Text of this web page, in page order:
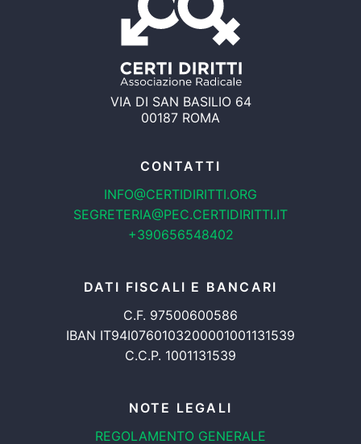
VIA DI SAN BASILIO 64
00187 ROMA
CONTATTI
INFO@CERTIDIRITTI.ORG
SEGRETERIA@PEC.CERTIDIRITTI.IT
+390656548402
DATI FISCALI E BANCARI
C.F. 97500600586
IBAN IT94I0760103200001001131539
C.C.P. 1001131539
NOTE LEGALI
REGOLAMENTO GENERALE